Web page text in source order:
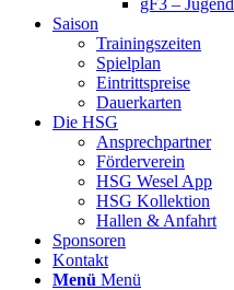
gF3 – Jugend
Saison
Trainingszeiten
Spielplan
Eintrittspreise
Dauerkarten
Die HSG
Ansprechpartner
Förderverein
HSG Wesel App
HSG Kollektion
Hallen & Anfahrt
Sponsoren
Kontakt
Menü Menü